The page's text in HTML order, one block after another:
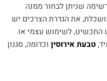
שניתן לבחור ממנה
את הגדרת הצרכים יש
לשימוש עצמי או
טבעת אירוסין וכדומה, סגנון